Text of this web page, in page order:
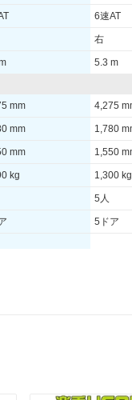
6速AT
右
5.3 m
mm 4,275
mm 1,780
mm 1,550
kg 1,300 kg
5人
5ドア